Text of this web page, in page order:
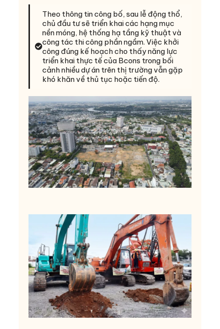
Theo thông tin công bố, sau lễ động thổ,
chủ đầu tư sẽ triển khai các hạng mục
nền móng, hệ thống hạ tầng kỹ thuật và
công tác thi công phần ngầm. Việc khởi
công đúng kế hoạch cho thấy năng lực
triển khai thực tế của Bcons trong bối
cảnh nhiều dự án trên thị trường vẫn gặp
khó khăn về thủ tục hoặc tiến độ.